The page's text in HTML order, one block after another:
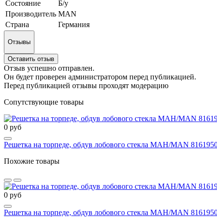
Состояние
Б/у
Производитель MAN
Страна
Германия
Отзывы
Оставить отзыв
Отзыв успешно отправлен.
Он будет проверен администратором перед публикацией.
Перед публикацией отзывы проходят модерацию
Сопутствующие товары
0 руб
Решетка на торпеде, обдув лобового стекла МАН/MAN
Похожие товары
0 руб
Решетка на торпеде, обдув лобового стекла МАН/MAN